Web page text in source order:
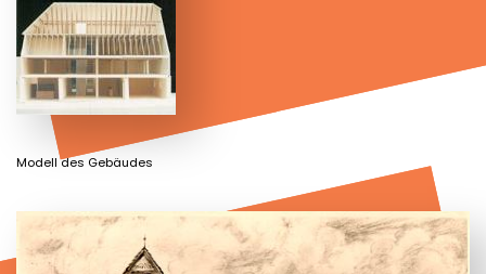
Modell des Gebäudes